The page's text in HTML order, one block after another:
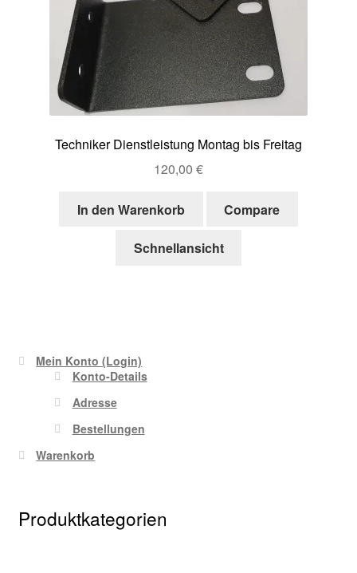
Techniker Dienstleistung Montag bis Freitag
120,00 €
In den Warenkorb Compare
Schnellansicht
Mein Konto (Login)
Konto-Details
Adresse
Bestellungen
Warenkorb
Produktkategorien